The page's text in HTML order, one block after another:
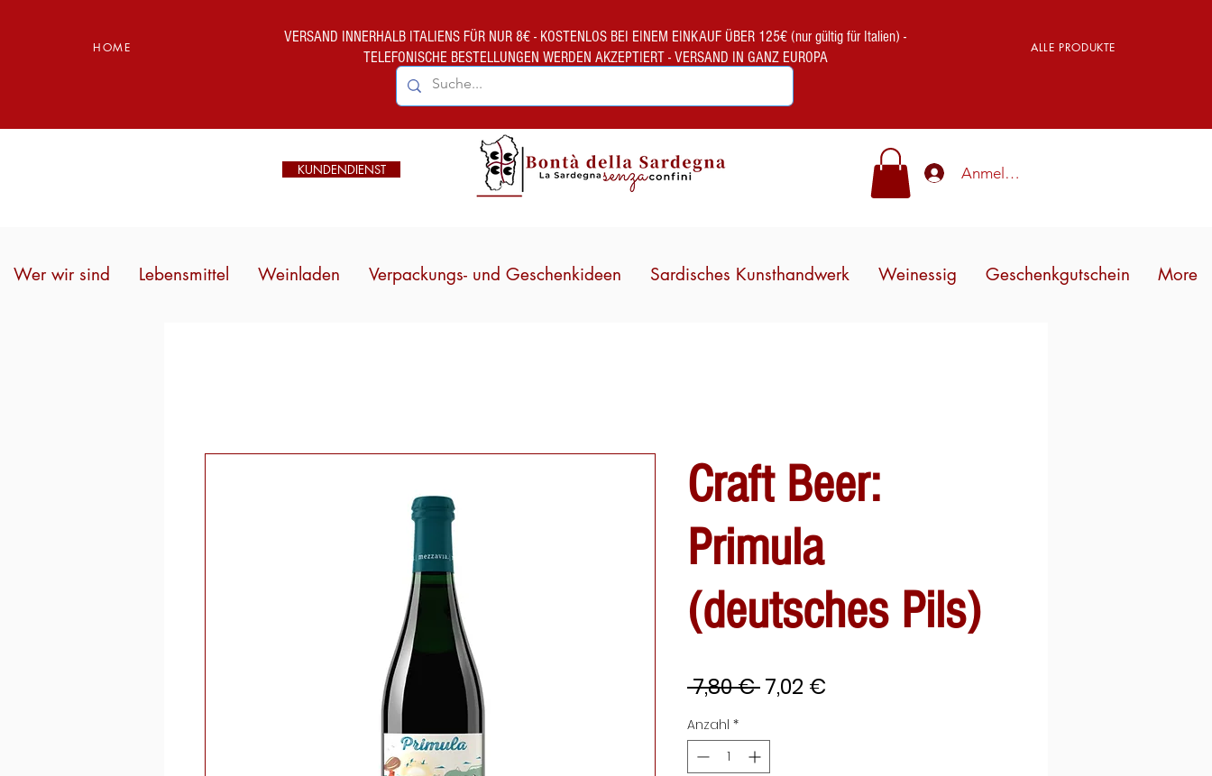
HOME
VERSAND INNERHALB ITALIENS FÜR NUR 8€ - KOSTENLOS BEI EINEM EINKAUF ÜBER 125€ (nur gültig für Italien) -
TELEFONISCHE BESTELLUNGEN WERDEN AKZEPTIERT - VERSAND IN GANZ EUROPA
ALLE PRODUKTE
KUNDENDIENST Anmelden
Wer wir sind Lebensmittel Weinladen Verpackungs- und Geschenkideen Sardisches Kunsthandwerk Weinessig Geschenkgutschein More
Craft Beer:
Primula
(deutsches Pils)
7,80 € Standardpreis
7,02 €
Anzahl *